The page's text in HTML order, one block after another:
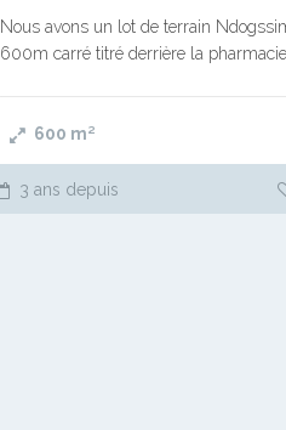
Nous avons un lot de terrain
600m carré titré derrière la
600 m²
3 ans depuis